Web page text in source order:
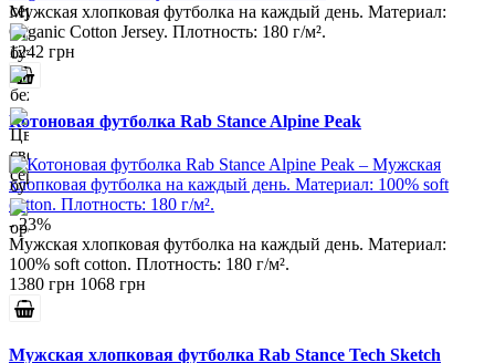
Мужская хлопковая футболка на каждый день. Материал:
Organic Cotton Jersey. Плотность: 180 г/м².
1242 грн
Котоновая футболка Rab Stance Alpine Peak
- 23%
Мужская хлопковая футболка на каждый день. Материал:
100% soft cotton. Плотность: 180 г/м².
1380 грн 1068 грн
Мужская хлопковая футболка Rab Stance Tech Sketch